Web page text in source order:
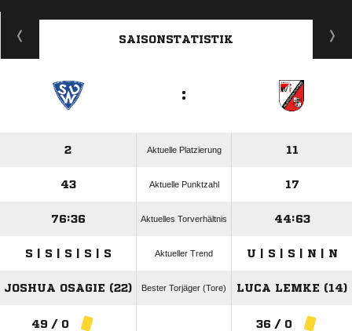
ANZEIGE
SAISONSTATISTIK
:
2 Aktuelle Platzierung 11
43 Aktuelle Punktzahl 17
76:36 Aktuelles Torverhältnis 44:63
S | S | S | S | S Aktueller Trend U | S | S | N | N
JOSHUA OSAGIE (22) Bester Torjäger (Tore) LUCA LEMKE (14)
49 / 0 36 / 0